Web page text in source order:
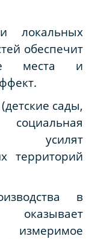
локальных
обеспечит
места и
сады,
усилят
территорий
в
оказывает
измеримое